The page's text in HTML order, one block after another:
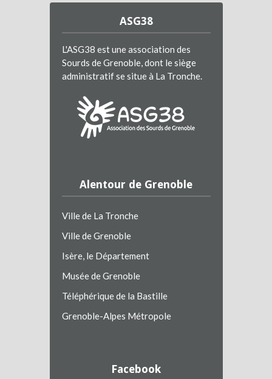
ASG38
L'ASG38 est une association des
Sourds de Grenoble, dont le siège
administratif se situe à La Tronche.
Alentour de Grenoble
Ville de La Tronche
Ville de Grenoble
Isère, le Département
Musée de Grenoble
Téléphérique de la Bastille
Grenoble-Alpes Métropole
Facebook